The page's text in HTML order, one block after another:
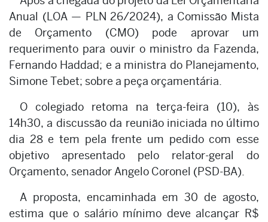
Anual (LOA — PLN 26/2024), a Comissão Mista
de Orçamento (CMO) pode aprovar um
requerimento para ouvir o ministro da Fazenda,
Fernando Haddad; e a ministra do Planejamento,
Simone Tebet; sobre a peça orçamentária.
O colegiado retoma na terça-feira (10), às
14h30, a discussão da reunião iniciada no último
dia 28 e tem pela frente um pedido com esse
objetivo apresentado pelo relator-geral do
Orçamento, senador Angelo Coronel (PSD-BA).
A proposta, encaminhada em 30 de agosto,
estima que o salário mínimo deve alcançar R$